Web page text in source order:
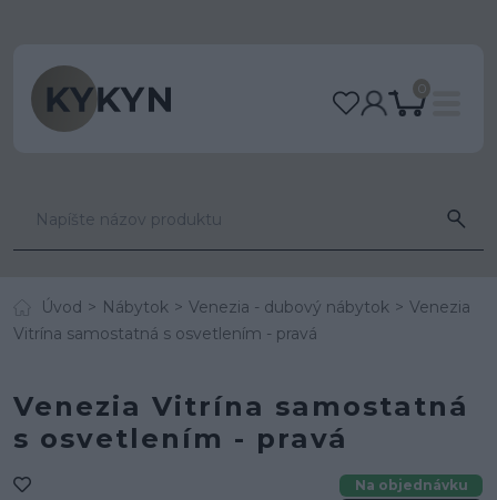
0
Úvod Nábytok Venezia - dubový nábytok
Venezia
Vitrína samostatná s osvetlením - pravá
Venezia Vitrína samostatná
s osvetlením - pravá
Na objednávku